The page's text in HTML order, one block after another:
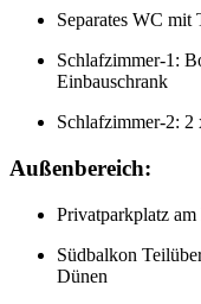
Separates WC mit
Schlafzimmer-1:
Einbauschrank
Schlafzimmer-2:
Außenbereich:
Privatparkplatz
Südbalkon
Dünen